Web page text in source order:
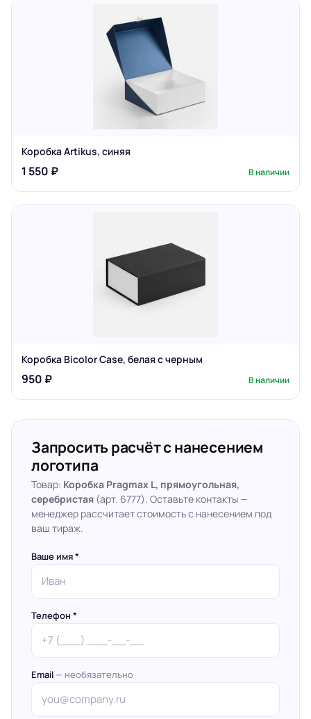
Коробка Artikus, синяя
1 550 ₽ В наличии
Коробка Bicolor Case, белая с черным
950 ₽ В наличии
Запросить расчёт с нанесением
логотипа
Товар: Коробка Pragmax L, прямоугольная,
серебристая (арт. 6777). Оставьте контакты —
менеджер рассчитает стоимость с нанесением под
ваш тираж.
Ваше имя *
Телефон *
Email — необязательно